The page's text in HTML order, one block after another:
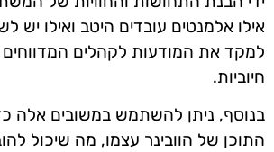
אילו אלמנטים עובדים היטב ואילו יש
למקד את המודעות לקהלים המדווחים
חיוביות.
בנוסף, ניתן להשתמש במשובים אלה
התוכן של הוובינר עצמו, מה שיכול